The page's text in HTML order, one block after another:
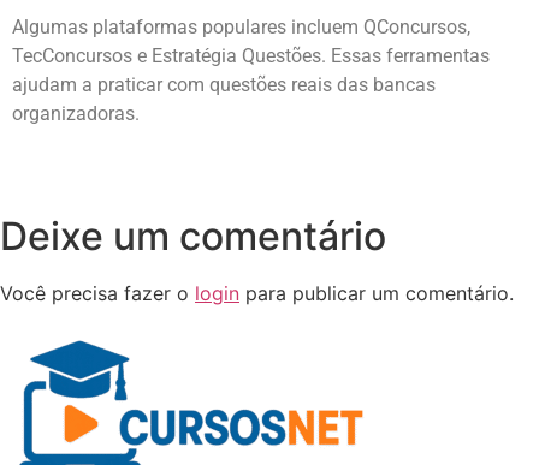
Algumas plataformas populares incluem QConcursos,
TecConcursos e Estratégia Questões. Essas ferramentas
ajudam a praticar com questões reais das bancas
organizadoras.
Deixe um comentário
Você precisa fazer o login para publicar um comentário.